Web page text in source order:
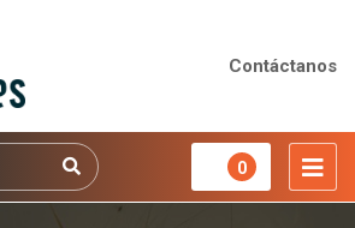
Contáctanos
0